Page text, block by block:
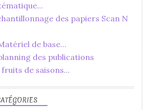
TUTORIEL
des papiers Scan N
de base...
des publications
fruits de saisons...